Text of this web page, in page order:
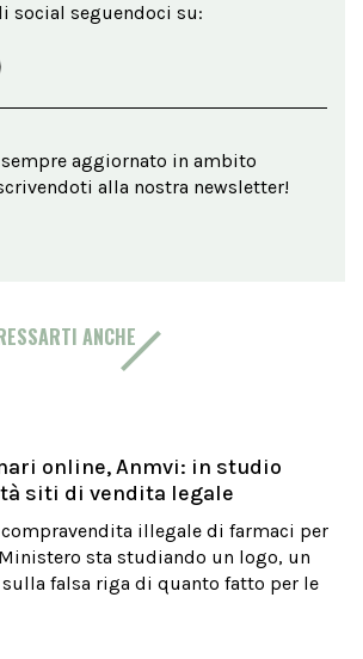
social seguendoci su:
aggiornato in ambito
alla nostra newsletter!
ANCHE
online, Anmvi: in studio
siti di vendita legale
compravendita illegale di farmaci per
sta studiando un logo, un
falsa riga di quanto fatto per le